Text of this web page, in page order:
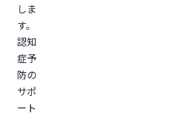
しま
す。
認知
症予
防の
サポ
ート